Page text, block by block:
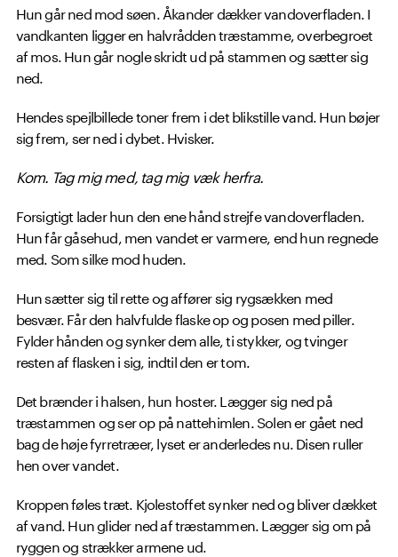
Hun går ned mod søen. Åkander dækker vandoverfladen. I
vandkanten ligger en halvrådden træstamme, overbegroet
af mos. Hun går nogle skridt ud på stammen og sætter sig
ned.
Hendes spejlbillede toner frem i det blikstille vand. Hun bøjer
sig frem, ser ned i dybet. Hvisker.
Kom. Tag mig med, tag mig væk herfra.
Forsigtigt lader hun den ene hånd strejfe vandoverfladen.
Hun får gåsehud, men vandet er varmere, end hun regnede
med. Som silke mod huden.
Hun sætter sig til rette og affører sig rygsækken med
besvær. Får den halvfulde flaske op og posen med piller.
Fylder hånden og synker dem alle, ti stykker, og tvinger
resten af flasken i sig, indtil den er tom.
Det brænder i halsen, hun hoster. Lægger sig ned på
træstammen og ser op på nattehimlen. Solen er gået ned
bag de høje fyrretræer, lyset er anderledes nu. Disen ruller
hen over vandet.
Kroppen føles træt. Kjolestoffet synker ned og bliver dækket
af vand. Hun glider ned af træstammen. Lægger sig om på
ryggen og strækker armene ud.